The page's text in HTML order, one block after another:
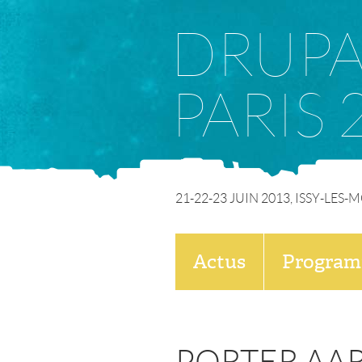
PARIS
21-22-23 JUIN 2013, ISSY-LES-
M
E
Actus